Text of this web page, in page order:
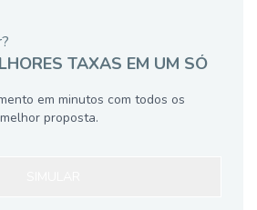
TAXAS EM UM SÓ
em minutos com todos os
proposta.